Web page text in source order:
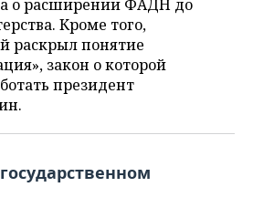
о расширении ФАДН до
Кроме того,
раскрыл понятие
закон о которой
президент